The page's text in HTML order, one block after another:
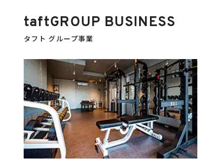
taftGROUP BUSINESS
タフト グループ事業